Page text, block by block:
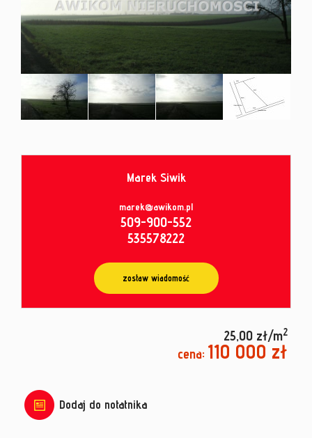
od
umowy
Marek Siwik
marek@awikom.pl
509-900-552
535578222
zostaw wiadomość
25,00 zł/m2
cena: 110 000 zł
Dodaj do notatnika